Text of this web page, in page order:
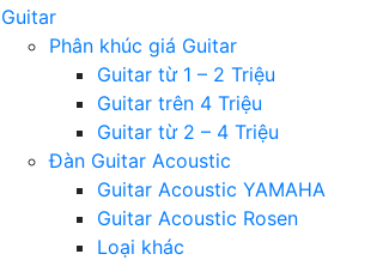
Guitar
Phân khúc giá Guitar
Guitar từ 1 – 2 Triệu
Guitar trên 4 Triệu
Guitar từ 2 – 4 Triệu
Đàn Guitar Acoustic
Guitar Acoustic YAMAHA
Guitar Acoustic Rosen
Loại khác